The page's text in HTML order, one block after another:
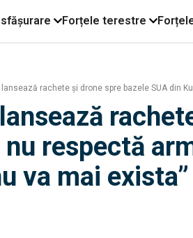
Forțele terestre
rachete și drone spre bazele SUA din
respectă
va mai exista”